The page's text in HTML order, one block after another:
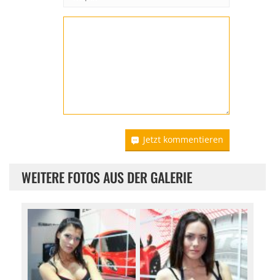
Jetzt kommentieren
WEITERE FOTOS AUS DER GALERIE